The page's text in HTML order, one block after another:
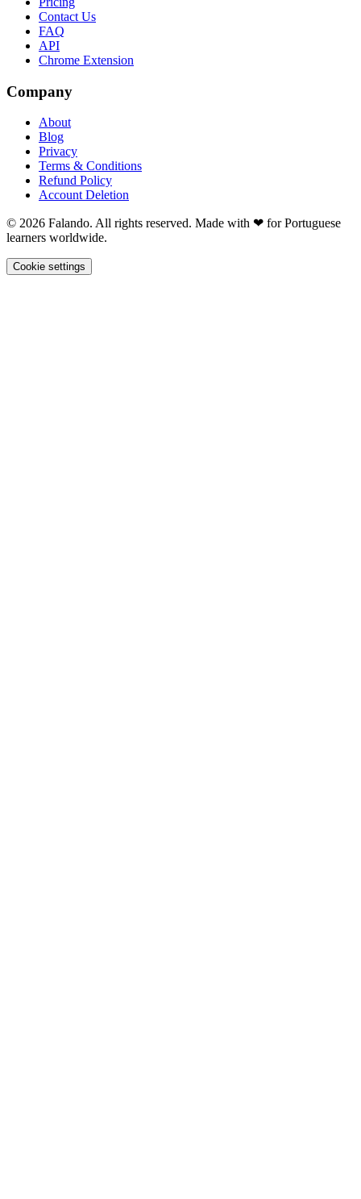
Contact Us
FAQ
API
Chrome Extension
Company
About
Blog
Privacy
Terms & Conditions
Refund Policy
Account Deletion
© 2026 Falando. All rights reserved. Made with ❤ for Portuguese
learners worldwide.
Cookie settings